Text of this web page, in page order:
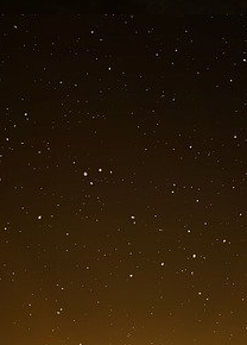
d’affaires de près
fait mention de
dont les actions
d’affaires en 2004
de milliards) de
entier n’est
pour couvrir toute
billets de 100
plus qu’un « blip-
il est clair que